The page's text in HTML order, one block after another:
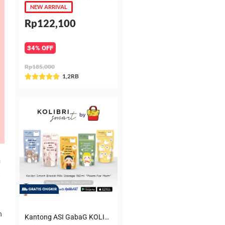
NEW ARRIVAL
Rp122,100
34% OFF
Rp185,000
Rated
of
1,2RB
Kantong ASI GabaG KOLIBRI KASIP 150 ml Poem for Mom